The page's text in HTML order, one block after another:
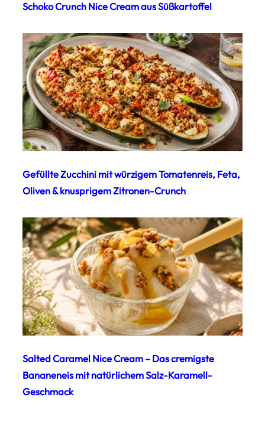
Schoko Crunch Nice Cream aus Süßkartoffel
Gefüllte Zucchini mit würzigem Tomatenreis, Feta,
Oliven & knusprigem Zitronen-Crunch
Salted Caramel Nice Cream – Das cremigste
Bananeneis mit natürlichem Salz-Karamell-
Geschmack